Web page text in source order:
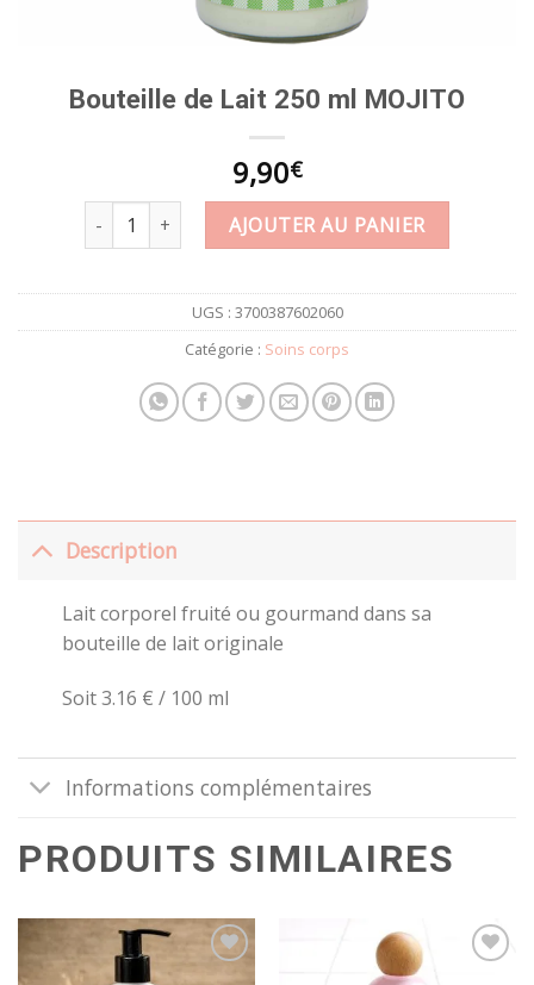
Bouteille de Lait 250 ml MOJITO
9,90€
quantité de Bouteille de Lait 250 ml MOJITO
AJOUTER AU PANIER
UGS : 3700387602060
Catégorie : Soins corps
Description
Lait corporel fruité ou gourmand dans sa
bouteille de lait originale
Soit 3.16 € / 100 ml
Informations complémentaires
PRODUITS SIMILAIRES